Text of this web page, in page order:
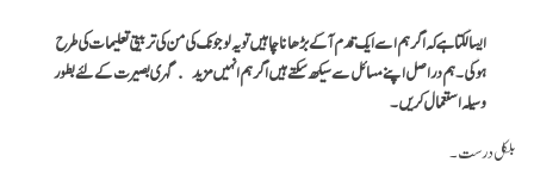
ایسا لگتا ہے کہ اگر ہم اسے ایک قدم آگے بڑھانا چاہیں تو یہ لوجونگ کی من کی تربیتی تعلیمات کی طرح
ہوگی۔ ہم دراصل اپنے مسائل سے سیکھ سکتے ہیں اگر ہم انہیں مزید گہری بصیرت کے لئے بطور
وسیلہاستعمال کریں۔
بلکل درست۔